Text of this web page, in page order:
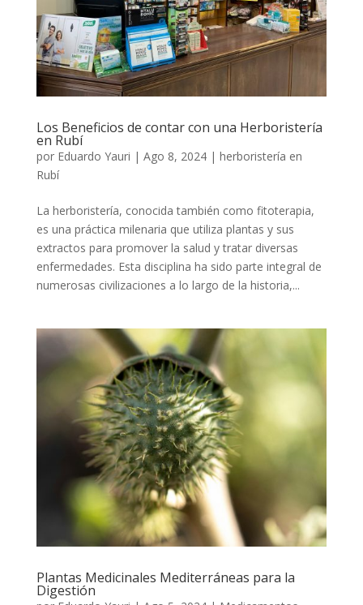
Los Beneficios de contar con una Herboristería
en Rubí
por Eduardo Yauri | Ago 8, 2024| herboristería en
Rubí
La herboristería, conocida también como fitoterapia,
es una práctica milenaria que utiliza plantas y sus
extractos para promover la salud y tratar diversas
enfermedades. Esta disciplina ha sido parte integral de
numerosas civilizaciones a lo largo de la historia,...
Plantas Medicinales Mediterráneas para la
Digestión